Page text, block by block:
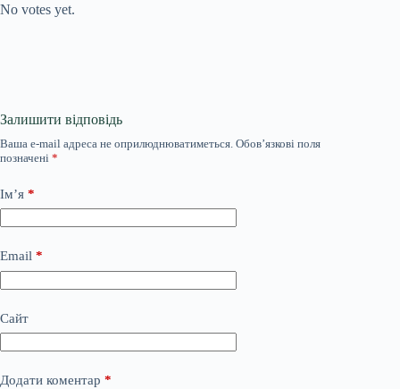
No votes yet.
Залишити відповідь
Ваша e-mail адреса не оприлюднюватиметься. Обов’язкові поля
позначені *
Ім’я *
Email *
Сайт
Додати коментар *